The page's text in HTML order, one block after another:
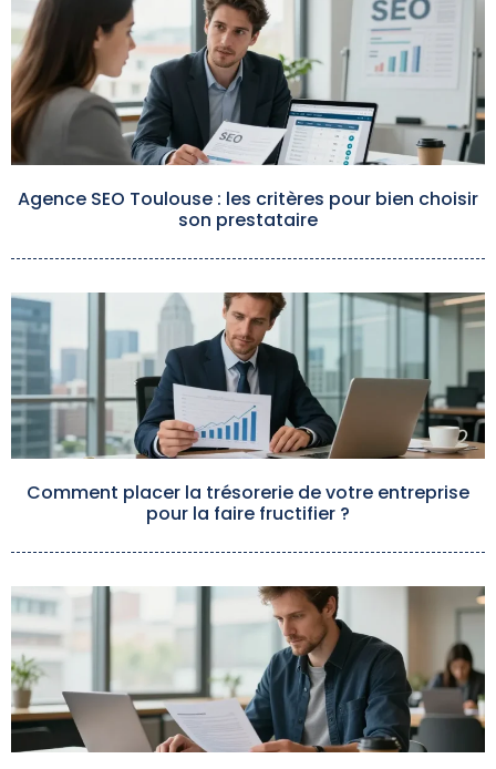
Agence SEO Toulouse : les critères pour bien choisir
son prestataire
Comment placer la trésorerie de votre entreprise
pour la faire fructifier ?